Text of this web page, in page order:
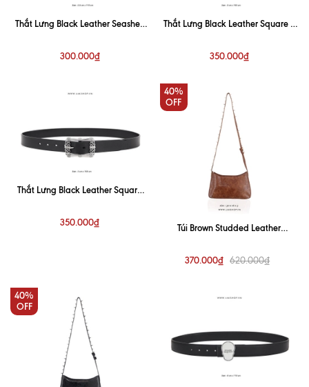
Thắt Lưng Black Leather Seashell
300.000₫
Thắt Lưng Black Leather Square 3
350.000₫
Thắt Lưng Black Leather Square
350.000₫
40%
OFF
Túi Brown Studded Leather
370.000₫
620.000₫
40%
OFF